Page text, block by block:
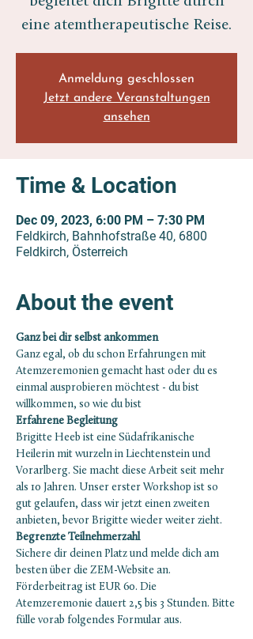
eine atemtherapeutische Reise.
Anmeldung geschlossen
Jetzt andere Veranstaltungen
ansehen
Time & Location
Dec 09, 2023, 6:00 PM – 7:30 PM
Feldkirch, Bahnhofstraße 40, 6800
Feldkirch, Österreich
About the event
Ganz bei dir selbst ankommen
Ganz egal, ob du schon Erfahrungen mit
Atemzeremonien gemacht hast oder du es
einmal ausprobieren möchtest - du bist
willkommen, so wie du bist
Erfahrene Begleitung
Brigitte Heeb ist eine Südafrikanische
Heilerin mit wurzeln in Liechtenstein und
Vorarlberg. Sie macht diese Arbeit seit mehr
als 10 Jahren. Unser erster Workshop ist so
gut gelaufen, dass wir jetzt einen zweiten
anbieten, bevor Brigitte wieder weiter zieht.
Begrenzte Teilnehmerzahl
Sichere dir deinen Platz und melde dich am
besten über die ZEM-Website an.
Förderbeitrag ist EUR 60. Die
Atemzeremonie dauert 2,5 bis 3 Stunden. Bitte
fülle vorab folgendes Formular aus.